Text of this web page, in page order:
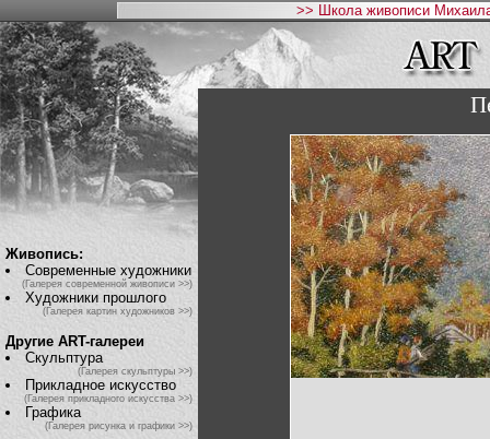
>> Школа живописи
Живопись:
Современные художники
(Галерея современной живописи >>)
Художники прошлого
(Галерея картин художников >>)
Другие ART-галереи
Скульптура
(Галерея скульптуры >>)
Прикладное искусство
(Галерея прикладного искусства >>)
Графика
(Галерея рисунка и графики >>)